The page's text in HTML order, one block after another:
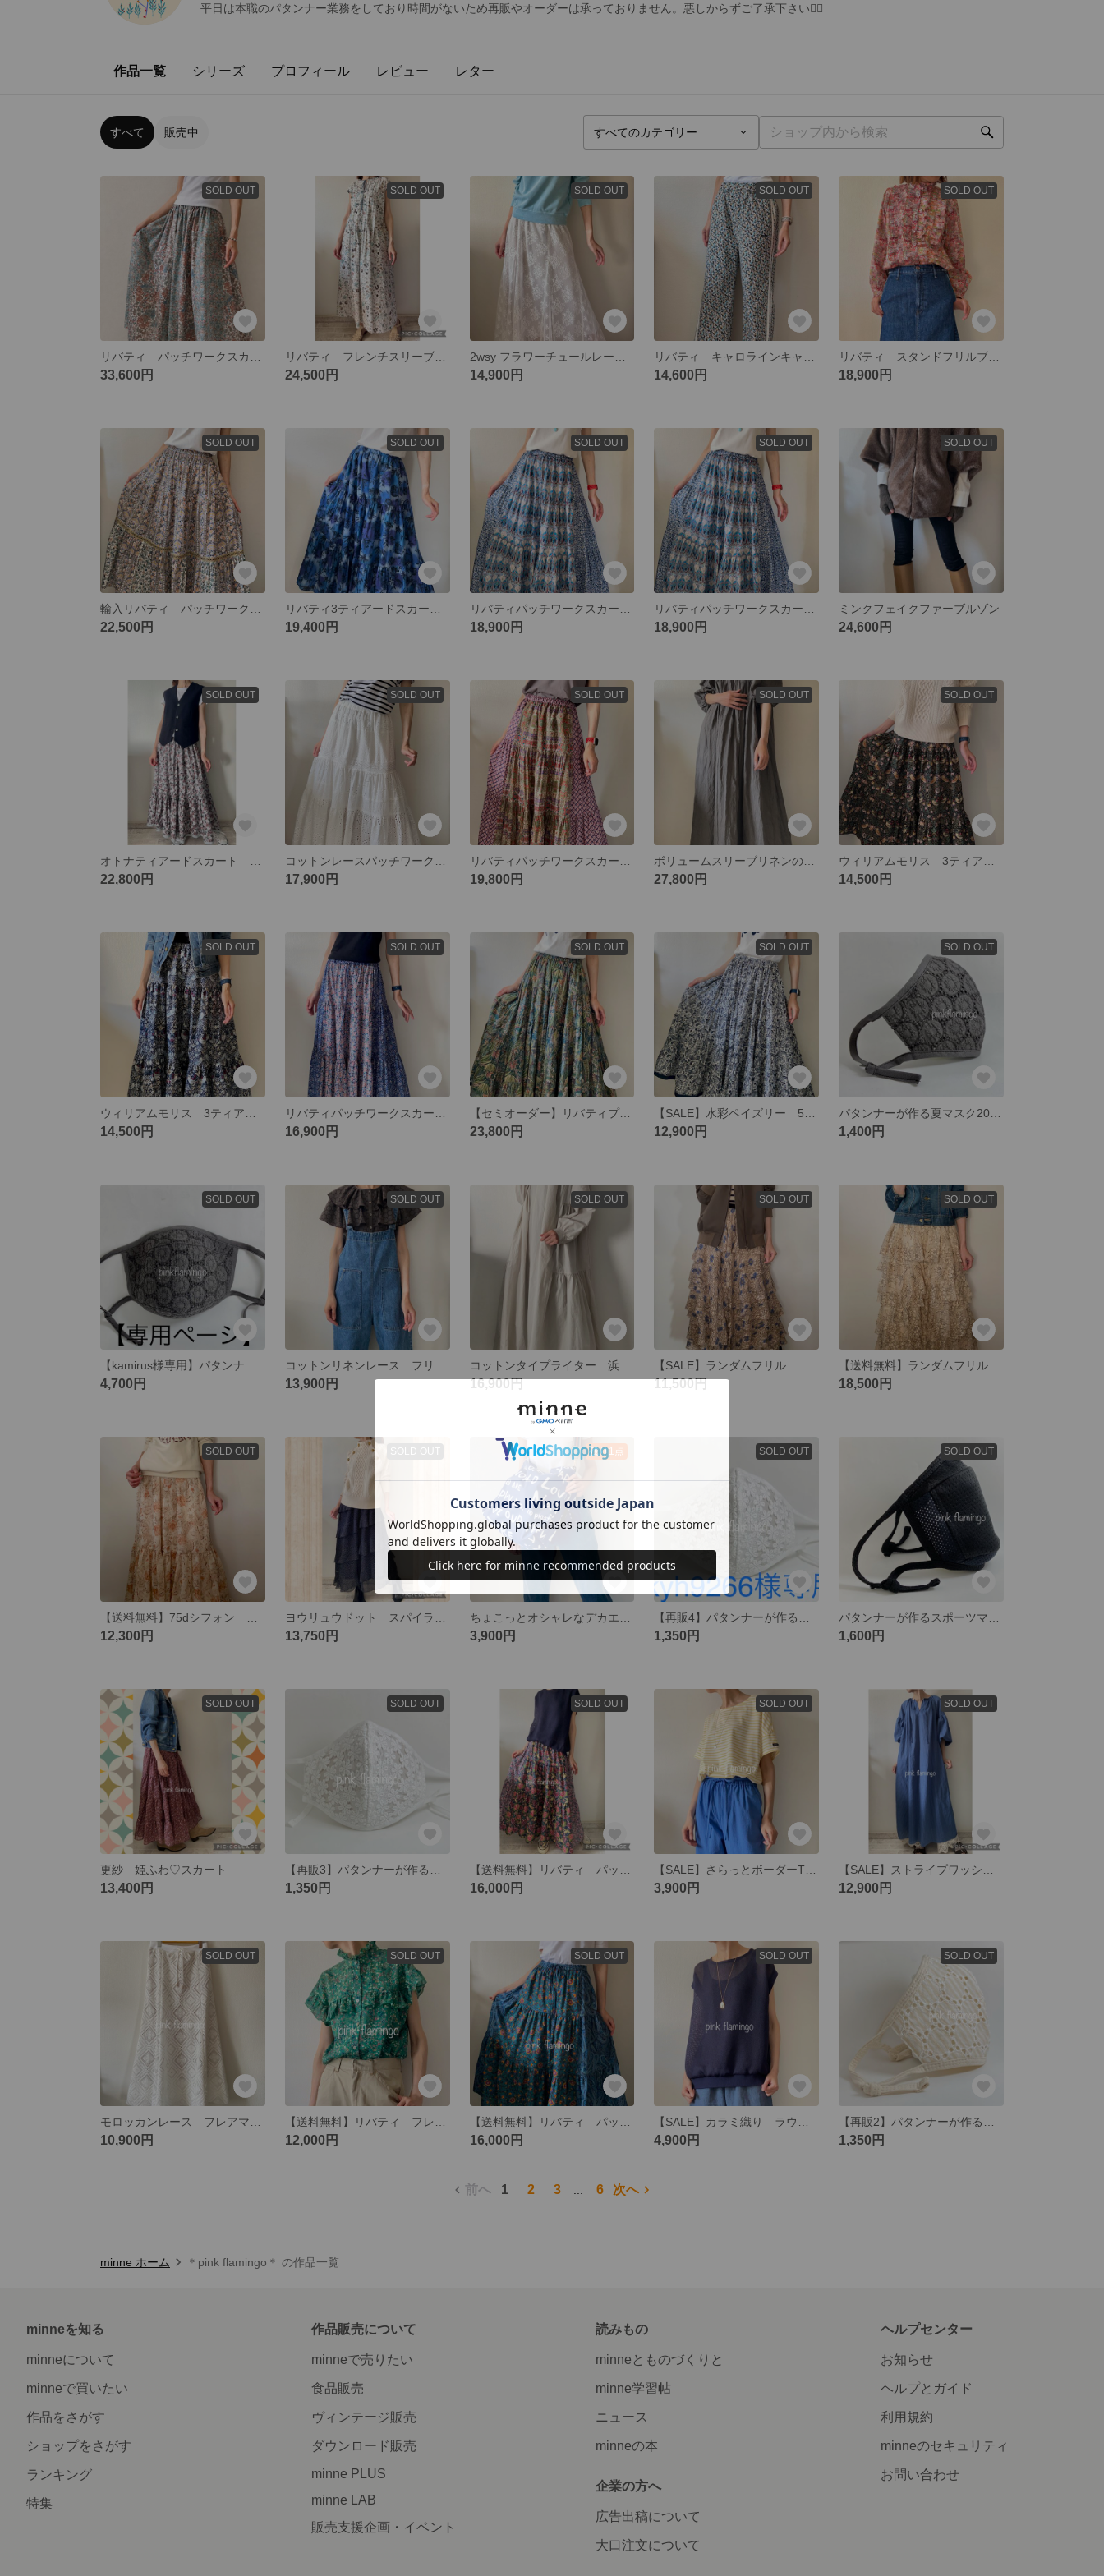
平日は本職のパタンナー業務をしており時間がないため再販やオーダーは承っておりません。悪しからずご了承下さい🙇‍♀️
作品一覧 シリーズ プロフィール レビュー レター
すべて 販売中
SOLD OUT
33,600円
SOLD OUT
リバティ フレンチスリーブプリーツワンピース
24,500円
SOLD OUT
14,900円
SOLD OUT
14,600円
SOLD OUT
18,900円
SOLD OUT
22,500円
SOLD OUT
19,400円
SOLD OUT
18,900円
SOLD OUT
18,900円
SOLD OUT
ミンクフェイクファーブルゾン
24,600円
SOLD OUT
22,800円
SOLD OUT
17,900円
SOLD OUT
19,800円
SOLD OUT
27,800円
SOLD OUT
14,500円
SOLD OUT
14,500円
SOLD OUT
16,900円
SOLD OUT
【セミオーダー】リバティプリント 5ティアードスカート2022
23,800円
SOLD OUT
12,900円
SOLD OUT
1,400円
SOLD OUT
4,700円
SOLD OUT
13,900円
SOLD OUT
コットンタイプライター 浜辺のドレス
16,900円
SOLD OUT
11,500円
SOLD OUT
18,500円
SOLD OUT
12,300円
SOLD OUT
13,750円
残り1点
3,900円
SOLD OUT
1,350円
SOLD OUT
1,600円
SOLD OUT
更紗 姫ふわ♡スカート
13,400円
SOLD OUT
1,350円
SOLD OUT
16,000円
SOLD OUT
3,900円
SOLD OUT
12,900円
SOLD OUT
10,900円
SOLD OUT
12,000円
SOLD OUT
16,000円
SOLD OUT
4,900円
SOLD OUT
1,350円
前へ 1 2 3 6 次へ
minne ホーム ＊pink flamingo＊ の作品一覧
minneを知る
minneについて
minneで買いたい
作品をさがす
ショップをさがす
ランキング
特集
作品販売について
minneで売りたい
食品販売
ヴィンテージ販売
ダウンロード販売
minne PLUS
minne LAB
販売支援企画・イベント
読みもの
minneとものづくりと
minne学習帖
ニュース
minneの本
企業の方へ
広告出稿について
大口注文について
ヘルプセンター
お知らせ
ヘルプとガイド
利用規約
minneのセキュリティ
お問い合わせ